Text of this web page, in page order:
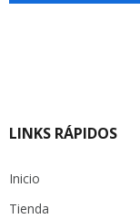
LINKS RÁPIDOS
Inicio
Tienda